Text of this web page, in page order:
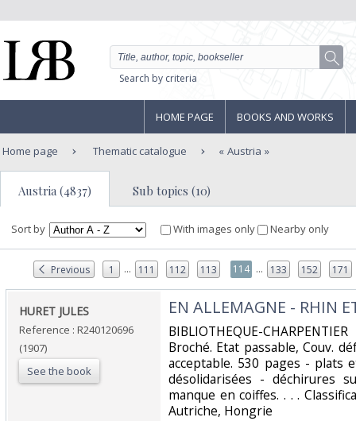
Search by criteria
HOME PAGE BOOKS AND WORKS
Home page Thematic catalogue Austria
Austria (4837) Sub topics (10)
Sort by With images only Nearby only
Previous 1 ... 111 112 113 114 ... 133 152 171
‎HURET JULES‎
Reference : R240120696
(1907)
See the book
‎EN ALLEMAGNE - RHIN
‎BIBLIOTHEQUE-
Broché. Etat passable, Couv.
acceptable. 530 pages -
désolidarisées - déchirures
manque en coiffes. . . .
Autriche, Hongrie‎